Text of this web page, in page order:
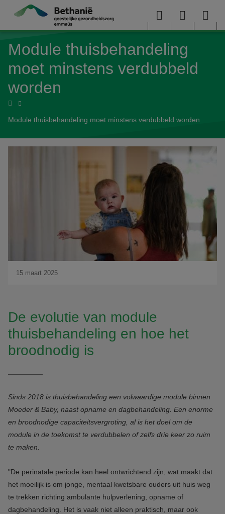
Overslaan en naar de inhoud gaan
Menu User
menu
Module thuisbehandeling
moet minstens verdubbeld
worden
Home
Module thuisbehandeling moet minstens verdubbeld worden
15 maart 2025
De evolutie van module
thuisbehandeling en hoe het
broodnodig is
Sinds 2018 is thuisbehandeling een volwaardige module binnen
Moeder & Baby, naast opname en dagbehandeling. Een enorme
en broodnodige capaciteitsvergroting, al is het doel om de
module in de toekomst te verdubbelen of zelfs drie keer zo ruim
te maken.
"De perinatale periode kan heel ontwrichtend zijn, wat maakt dat
het moeilijk is om jonge, mentaal kwetsbare ouders uit huis weg
te trekken richting ambulante hulpverlening, opname of
dagbehandeling. Het is vaak niet alleen praktisch, maar ook